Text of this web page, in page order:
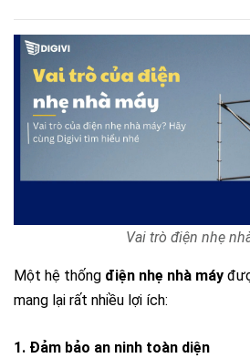
Vai trò điện nhẹ
Một hệ thống điện nhẹ nhà máy
mang lại rất nhiều lợi ích:
1. Đảm bảo an ninh toàn diện